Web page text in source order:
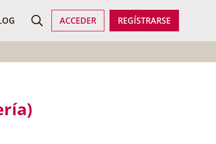
ACCEDER REGÍSTRARSE
EMPLEO